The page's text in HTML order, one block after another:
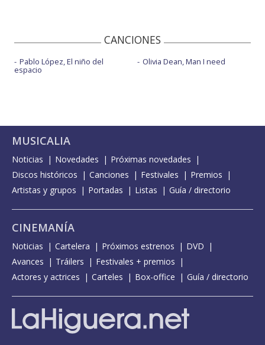
CANCIONES
Pablo López, El niño del
espacio
Olivia Dean, Man I need
MUSICALIA
Noticias Novedades
Próximas novedades
Discos históricos
Canciones Festivales
Premios
Artistas y grupos
Portadas Listas Guía / directorio
CINEMANÍA
Noticias Cartelera Próximos estrenos
DVD
Avances
Tráilers
Festivales + premios
Actores y actrices
Carteles Box-office Guía / directorio